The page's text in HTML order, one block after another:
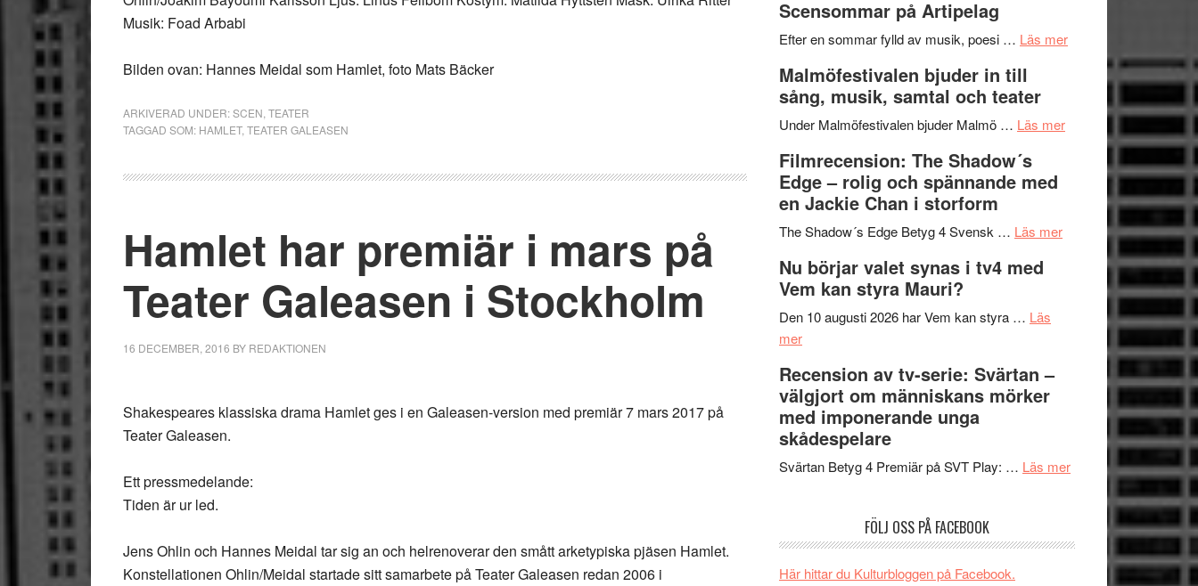
Musik: Foad Arbabi
Bilden ovan: Hannes Meidal som Hamlet, foto Mats Bäcker
ARKIVERAD UNDER:SCEN TEATER
TAGGAD SOM: HAMLET, TEATER GALEASEN
Hamlet har premiär i mars på
Teater Galeasen i Stockholm
16 DECEMBER, 2016 BY REDAKTIONEN
Shakespeares klassiska drama Hamlet ges i en Galeasen-version med premiär 7 mars 2017 på
Teater Galeasen.
Ett pressmedelande:
Tiden är ur led.
Jens Ohlin och Hannes Meidal tar sig an och helrenoverar den smått arketypiska pjäsen Hamlet.
Konstellationen Ohlin/Meidal startade sitt samarbete på Teater Galeasen redan 2006 i
vidsträckta
fascinerande,
spännande
ger
mycket
att
på
Scensommar på Artipelag
Efter en sommar fylld av musik, poesi … Läs merom
Hannes
Roland
avslutar
Scensommar
Artipelag
Malmöfestivalen bjuder in till
sång, musik, samtal och teater
Under Malmöfestivalen bjuder Malmö … Läs merom
Malmöfestivalen
Filmrecension: The Shadow´s
Edge – rolig och spännande med
en Jackie Chan i storform
The Shadow´s Edge Betyg 4 Svensk … Läs merom
Filmrecension:
Shadow
spännande
en
storform
Nu börjar valet synas i tv4 med
Vem kan styra Mauri?
Den 10 augusti 2026 har Vem kan styra … Läs
merom
börjar
valet
synas
i
tv4
styra
Mauri?
Recension av tv-serie: Svärtan –
välgjort om människans mörker
med imponerande unga
skådespelare
Svärtan Betyg 4 Premiär på SVT Play: … Läs merom
serie:
Svärtan
FÖLJ OSS PÅ FACEBOOK
Här hittar du Kulturbloggen på Facebook.